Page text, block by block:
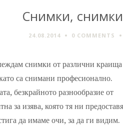
Снимки,
24.08.2014 0 COMMENTS
снимки от различни краища
са снимани професионално.
безкрайното разнообразие от
за изява, която тя ни
да имаме очи, за да ги видим.